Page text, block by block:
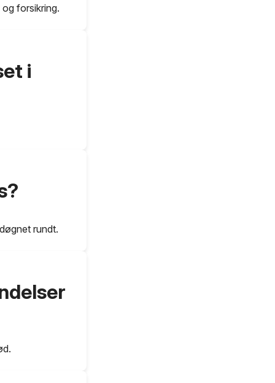
forsikring.
i
rundt.